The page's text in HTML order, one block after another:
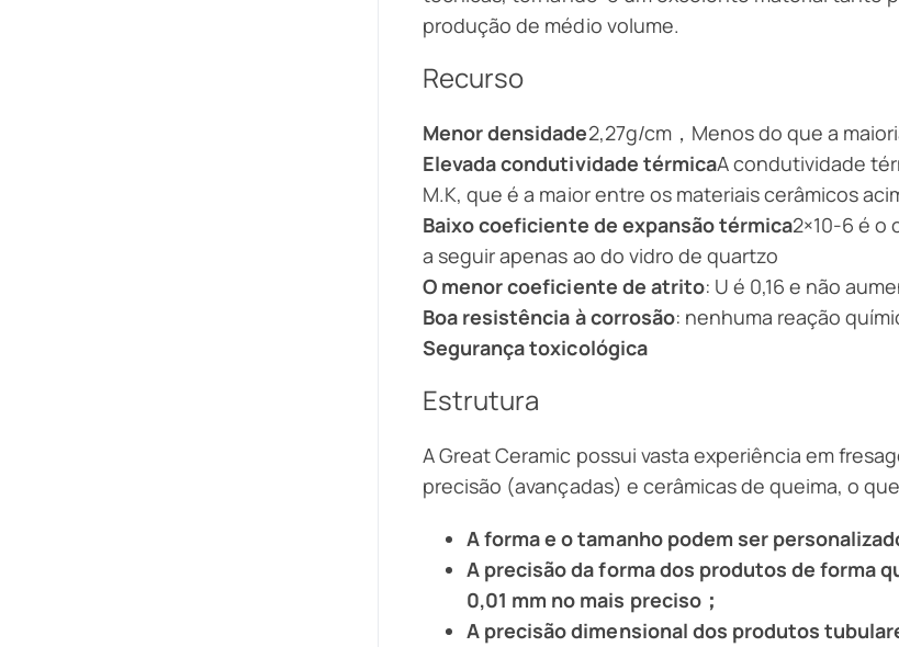
produção de médio volume.
Recurso
Menor densidade2,27g/cm，Menos do que a
Elevada condutividade térmicaA condutividade
M.K, que é a maior entre os materiais cerâmicos
Baixo coeficiente de expansão térmica2×10-6 é o
a seguir apenas ao do vidro de quartzo
O menor coeficiente de atrito: U é 0,16 e não
Boa resistência à corrosão: nenhuma reação
Segurança toxicológica
Estrutura
A Great Ceramic possui vasta experiência em
precisão (avançadas) e cerâmicas de queima, o
A forma e o tamanho podem ser
A precisão da forma dos produtos de forma
0,01 mm no mais preciso；
A precisão dimensional dos produtos